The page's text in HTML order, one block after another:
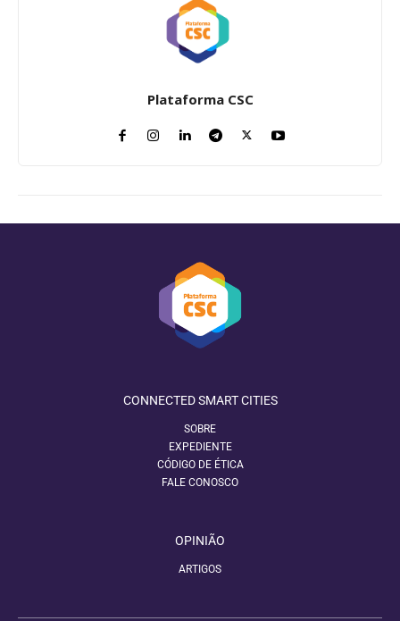
Plataforma CSC
CONNECTED SMART CITIES
SOBRE
EXPEDIENTE
CÓDIGO DE ÉTICA
FALE CONOSCO
OPINIÃO
ARTIGOS